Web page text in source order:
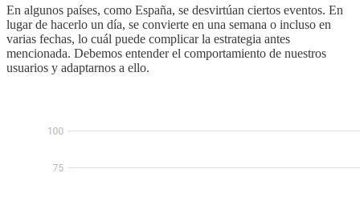
En algunos países, como España, se desvirtúan ciertos eventos. En
lugar de hacerlo un día, se convierte en una semana o incluso en
varias fechas, lo cuál puede complicar la estrategia antes
mencionada. Debemos entender el comportamiento de nuestros
usuarios y adaptarnos a ello.